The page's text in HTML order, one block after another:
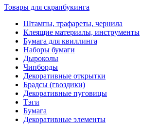
Товары для скрапбукинга
Штампы, трафареты, чернила
Клеящие материалы, инструменты
Бумага для квиллинга
Наборы бумаги
Дыроколы
Чипборды
Декоративные открытки
Брадсы (гвоздики)
Декоративные пуговицы
Тэги
Бумага
Декоративные элементы